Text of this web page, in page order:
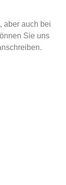
aber auch bei
Sie uns